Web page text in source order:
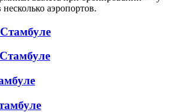
аэропортов.
Стамбуле
Стамбуле